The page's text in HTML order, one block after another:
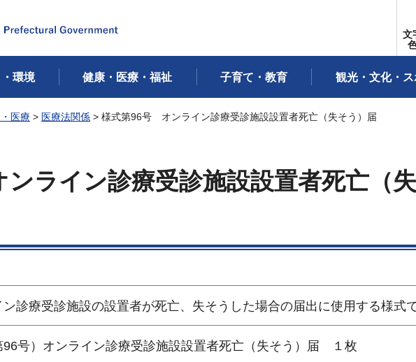
文
・環境 健康・医療・福祉 子育て・教育 観光・文化・
医療 > 医療法関係 > 様式第96号 オンライン診療受診施設設置者死亡（失そう）届
ライン診療受診施設設置者死亡（
ン診療受診施設の設置者が死亡、失そうした場合の届出に使用する様式
96号）オンライン診療受診施設設置者死亡（失そう）届 １枚